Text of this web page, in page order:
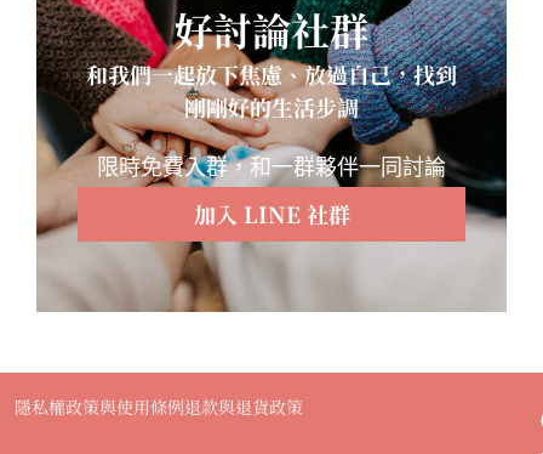
好討論社群
和我們一起放下焦慮、放過自己，找到
剛剛好的生活步調
限時免費入群，和一群夥伴一同討論
加入 LINE 社群
隱私權政策與使用條例退款與退貨政策